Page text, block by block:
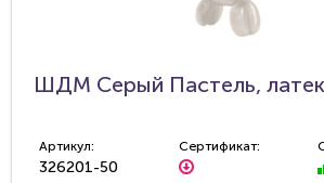
ШДМ Серый Пастель,
Артикул:
326201-50
Сертификат: